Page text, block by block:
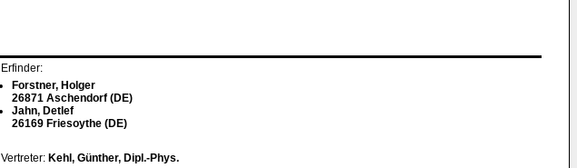
Erfinder:
Forstner, Holger
26871 Aschendorf (DE)
Jahn, Detlef
26169 Friesoythe (DE)
Vertreter: Kehl, Günther, Dipl.-Phys.